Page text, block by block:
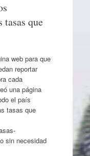
tasas que
web para que
reportar
cada
una página
el país
tasas que
sin necesidad